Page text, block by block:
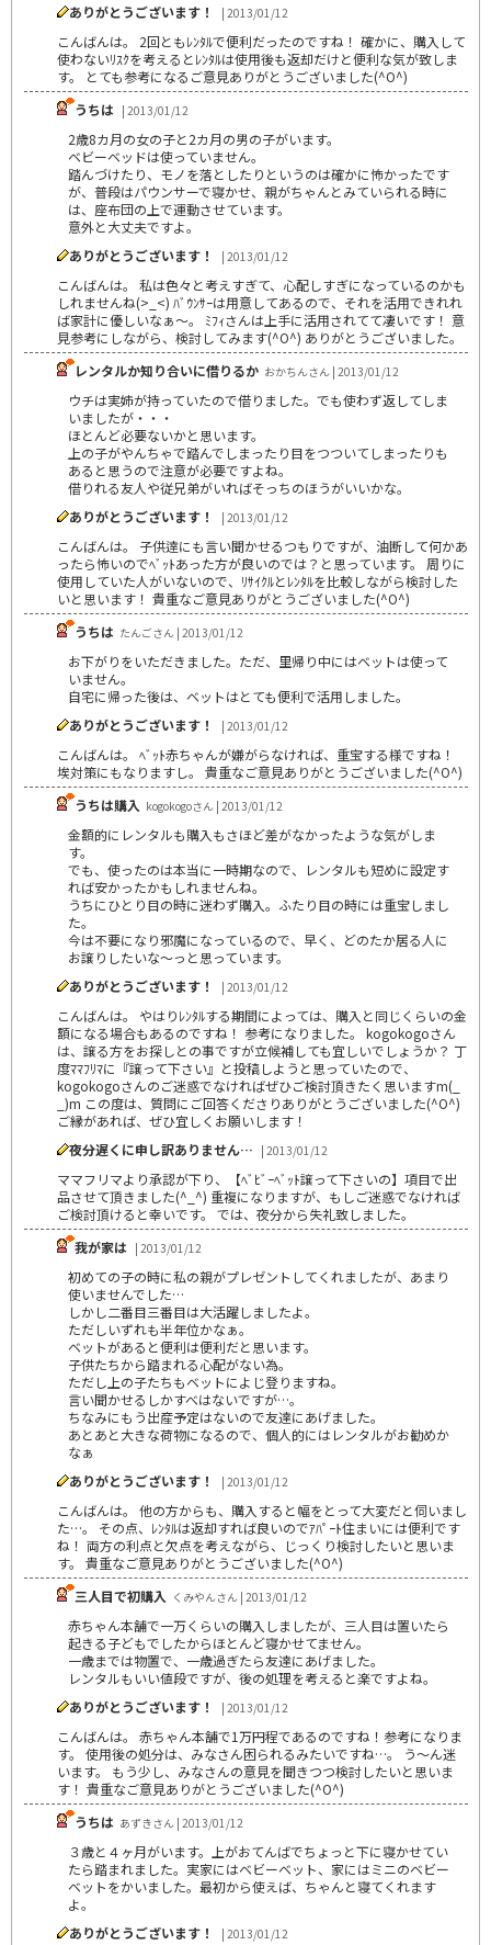
ありがとうございます！
| 2013/01/12
こんばんは。 2回ともﾚﾝﾀﾙで便利だったのですね！ 確かに、購入して
使わないﾘｽｸを考えるとﾚﾝﾀﾙは使用後も返却だけと便利な気が致しま
す。 とても参考になるご意見ありがとうございました(^O^)
うちは | 2013/01/12
2歳8カ月の女の子と2カ月の男の子がいます。
ベビーベッドは使っていません。
踏んづけたり、モノを落としたりというのは確かに怖かったです
が、普段はパウンサーで寝かせ、親がちゃんとみていられる時に
は、座布団の上で運動させています。
意外と大丈夫ですよ。
ありがとうございます！
| 2013/01/12
こんばんは。 私は色々と考えすぎて、心配しすぎになっているのかも
しれませんね(>_<) ﾊﾞｳﾝｻｰは用意してあるので、それを活用できれれ
ば家計に優しいなぁ～。 ﾐﾌｨさんは上手に活用されてて凄いです！ 意
見参考にしながら、検討してみます(^O^) ありがとうございました。
レンタルか知り合いに借りるか おかちんさん | 2013/01/12
ウチは実姉が持っていたので借りました。でも使わず返してしま
いましたが・・・
ほとんど必要ないかと思います。
上の子がやんちゃで踏んでしまったり目をつついてしまったりも
あると思うので注意が必要ですよね。
借りれる友人や従兄弟がいればそっちのほうがいいかな。
ありがとうございます！
| 2013/01/12
こんばんは。 子供逹にも言い聞かせるつもりですが、油断して何かあ
ったら怖いのでﾍﾞｯﾄあった方が良いのでは？と思っています。 周りに
使用していた人がいないので、ﾘｻｲｸﾙとﾚﾝﾀﾙを比較しながら検討した
いと思います！ 貴重なご意見ありがとうございました(^O^)
うちは たんごさん | 2013/01/12
お下がりをいただきました。ただ、里帰り中にはベットは使って
いません。
自宅に帰った後は、ベットはとても便利で活用しました。
ありがとうございます！
| 2013/01/12
こんばんは。 ﾍﾞｯﾄ赤ちゃんが嫌がらなければ、重宝する様ですね！
埃対策にもなりますし。 貴重なご意見ありがとうございました(^O^)
うちは購入 kogokogoさん | 2013/01/12
金額的にレンタルも購入もさほど差がなかったような気がしま
す。
でも、使ったのは本当に一時期なので、レンタルも短めに設定す
れば安かったかもしれませんね。
うちにひとり目の時に迷わず購入。ふたり目の時には重宝しまし
た。
今は不要になり邪魔になっているので、早く、どのたか居る人に
お譲りしたいな～っと思っています。
ありがとうございます！
| 2013/01/12
こんばんは。 やはりﾚﾝﾀﾙする期間によっては、購入と同じくらいの金
額になる場合もあるのですね！ 参考になりました。 kogokogoさん
は、譲る方をお探しとの事ですが立候補しても宜しいでしょうか？ 丁
度ﾏﾏﾌﾘﾏに『譲って下さい』と投稿しようと思っていたので、
kogokogoさんのご迷惑でなければぜひご検討頂きたく思いますm(_
_)m この度は、質問にご回答くださりありがとうございました(^O^)
ご縁があれば、ぜひ宜しくお願いします！
夜分遅くに申し訳ありません… | 2013/01/12
ママフリマより承認が下り、【ﾍﾞﾋﾞｰﾍﾞｯﾄ譲って下さいの】項目で出
品させて頂きました(^_^) 重複になりますが、もしご迷惑でなければ
ご検討頂けると幸いです。 では、夜分から失礼致しました。
我が家は | 2013/01/12
初めての子の時に私の親がプレゼントしてくれましたが、あまり
使いませんでした…
しかし二番目三番目は大活躍しましたよ。
ただしいずれも半年位かなぁ。
ベットがあると便利は便利だと思います。
子供たちから踏まれる心配がない為。
ただし上の子たちもベットによじ登りますね。
言い聞かせるしかすべはないですが…。
ちなみにもう出産予定はないので友達にあげました。
あとあと大きな荷物になるので、個人的にはレンタルがお勧めか
なぁ
ありがとうございます！
| 2013/01/12
こんばんは。 他の方からも、購入すると幅をとって大変だと伺いまし
た…。 その点、ﾚﾝﾀﾙは返却すれば良いのでｱﾊﾟｰﾄ住まいには便利です
ね！ 両方の利点と欠点を考えながら、じっくり検討したいと思いま
す。 貴重なご意見ありがとうございました(^O^)
三人目で初購入 くみやんさん | 2013/01/12
赤ちゃん本舗で一万くらいの購入しましたが、三人目は置いたら
起きる子どもでしたからほとんど寝かせてません。
一歳までは物置で、一歳過ぎたら友達にあげました。
レンタルもいい値段ですが、後の処理を考えると楽ですよね。
ありがとうございます！
| 2013/01/12
こんばんは。 赤ちゃん本舗で1万円程であるのですね！参考になりま
す。 使用後の処分は、みなさん困られるみたいですね…。 う～ん迷
います。 もう少し、みなさんの意見を聞きつつ検討したいと思いま
す！ 貴重なご意見ありがとうございました(^O^)
うちは あずきさん | 2013/01/12
３歳と４ヶ月がいます。上がおてんばでちょっと下に寝かせてい
たら踏まれました。実家にはベビーベット、家にはミニのベビー
ベットをかいました。最初から使えば、ちゃんと寝てくれます
よ。
ありがとうございます！
| 2013/01/12